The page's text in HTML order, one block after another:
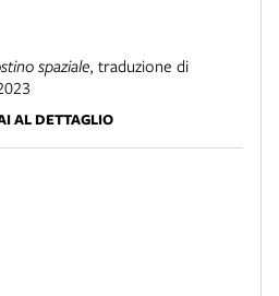
spaziale, traduzione di
AL DETTAGLIO